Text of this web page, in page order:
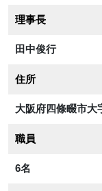
理事長
田中俊行
住所
大阪府四條畷市大
職員
6名